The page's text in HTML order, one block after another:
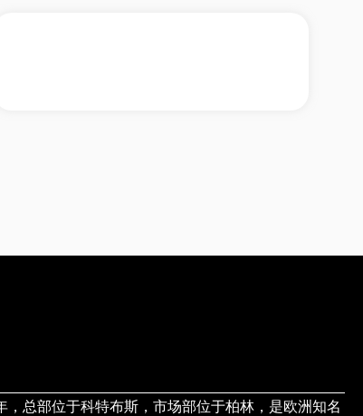
，总部位于科特布斯，市场部位于柏林，是欧洲知名